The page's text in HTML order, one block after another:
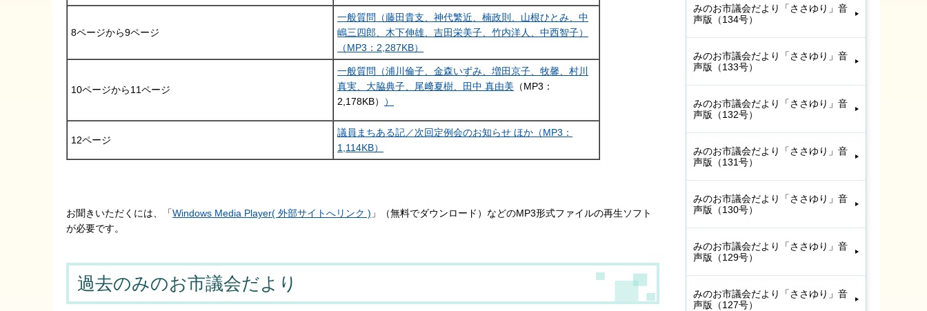
8ページから9ページ
一般質問（藤田貴支、神代繁近、楠政則、山根ひとみ、中
嶋三四郎、木下伸雄、吉田栄美子、竹内洋人、中西智子）
（MP3：2,287KB）
10ページから11ページ
一般質問（浦川倫子、金森いずみ、増田京子、牧馨、村川
真実、大脇典子、尾﨑夏樹、
田中 真由美 （MP3：
2,178KB）
）
12ページ
議員まちある記／次回定例会のお知らせ ほか（MP3：
1,114KB）
お聞きいただくには、「Windows Media Player( 外部サイトへリンク ) 」（無料でダウンロード）などのMP3形式ファイルの再生ソフト
が必要です。
過去のみのお市議会だより
みのお市議会だより「ささゆり」音
声版（134号）
みのお市議会だより「ささゆり」音
声版（133号）
みのお市議会だより「ささゆり」音
声版（132号）
みのお市議会だより「ささゆり」音
声版（131号）
みのお市議会だより「ささゆり」音
声版（130号）
みのお市議会だより「ささゆり」音
声版（129号）
みのお市議会だより「ささゆり」音
声版（127号）